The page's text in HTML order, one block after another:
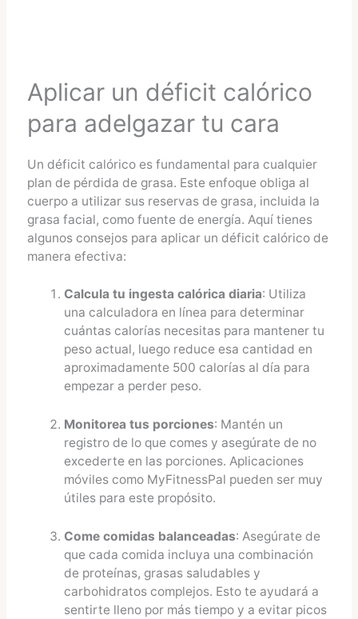
Aplicar un déficit calórico
para adelgazar tu cara
Un déficit calórico es fundamental para cualquier
plan de pérdida de grasa. Este enfoque obliga al
cuerpo a utilizar sus reservas de grasa, incluida la
grasa facial, como fuente de energía. Aquí tienes
algunos consejos para aplicar un déficit calórico de
manera efectiva:
Calcula tu ingesta calórica diaria: Utiliza
una calculadora en línea para determinar
cuántas calorías necesitas para mantener tu
peso actual, luego reduce esa cantidad en
aproximadamente 500 calorías al día para
empezar a perder peso.
Monitorea tus porciones: Mantén un
registro de lo que comes y asegúrate de no
excederte en las porciones. Aplicaciones
móviles como MyFitnessPal pueden ser muy
útiles para este propósito.
Come comidas balanceadas: Asegúrate de
que cada comida incluya una combinación
de proteínas, grasas saludables y
carbohidratos complejos. Esto te ayudará a
sentirte lleno por más tiempo y a evitar picos